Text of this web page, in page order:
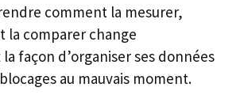
comment la mesurer,
la comparer change
façon d’organiser ses données
au mauvais moment.